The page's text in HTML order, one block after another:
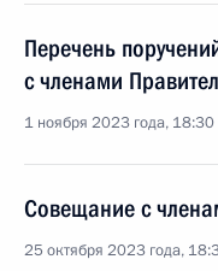
Перечень
с членами
1 ноября 2023 года, 18:30
Совещание с
25 октября 2023 года,